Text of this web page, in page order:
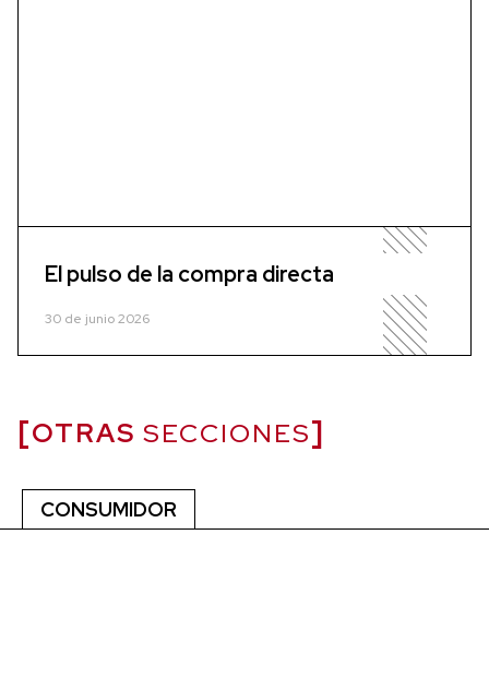
El pulso de la compra directa
30 de junio 2026
OTRAS SECCIONES
CONSUMIDOR